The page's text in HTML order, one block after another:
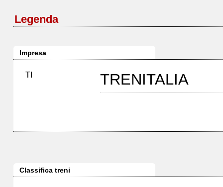
Legenda
Impresa
TI TRENITALIA
Classifica treni